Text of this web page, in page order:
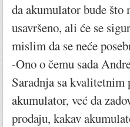
da akumulator bude
usavršeno, ali će se
mislim da se neće
-Ono o čemu sada
Saradnja sa kvalitetnim
akumulator, već da
prodaju, kakav